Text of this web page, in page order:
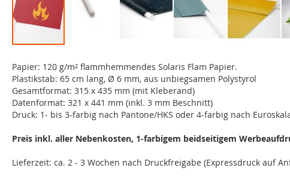
Anfang
der
Bildgalerie
springen
Papier: 120 g/m² flammhemmendes Solaris Flam Papier.
Plastikstab: 65 cm lang, Ø 6 mm, aus unbiegsamen Polystyrol
Gesamtformat: 315 x 435 mm (mit Kleberand)
Datenformat: 321 x 441 mm (inkl. 3 mm Beschnitt)
Druck: 1- bis 3-farbig nach Pantone/HKS oder 4-farbig nach
Preis inkl. aller Nebenkosten, 1-farbigem beidseitigem
Lieferzeit: ca. 2 - 3 Wochen nach Druckfreigabe (Expressdruck auf